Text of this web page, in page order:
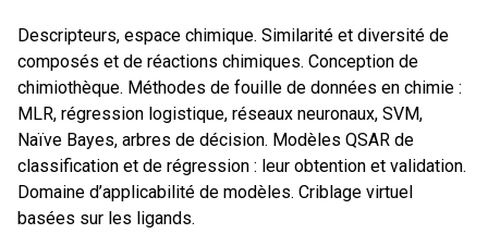
Descripteurs, espace chimique. Similarité et diversité de
composés et de réactions chimiques. Conception de
chimiothèque. Méthodes de fouille de données en chimie :
MLR, régression logistique, réseaux neuronaux, SVM,
Naïve Bayes, arbres de décision. Modèles QSAR de
classification et de régression : leur obtention et validation.
Domaine d’applicabilité de modèles. Criblage virtuel
basées sur les ligands.